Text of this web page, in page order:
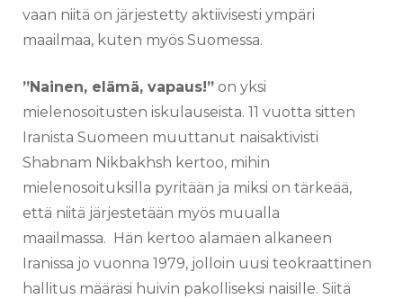
vaan niitä on järjestetty aktiivisesti ympäri
maailmaa, kuten myös Suomessa.
”Nainen, elämä, vapaus!” on yksi
mielenosoitusten iskulauseista. 11 vuotta sitten
Iranista Suomeen muuttanut naisaktivisti
Shabnam Nikbakhsh kertoo, mihin
mielenosoituksilla pyritään ja miksi on tärkeää,
että niitä järjestetään myös muualla
maailmassa. Hän kertoo alamäen alkaneen
Iranissa jo vuonna 1979, jolloin uusi teokraattinen
hallitus määräsi huivin pakolliseksi naisille. Siitä